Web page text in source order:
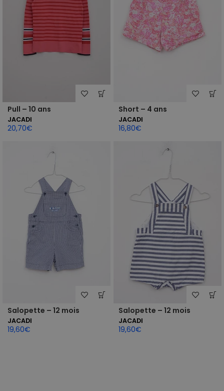
Pull – 10 ans
JACADI
20,70€
Short – 4 ans
JACADI
16,80€
Salopette – 12 mois
JACADI
19,60€
Salopette – 12 mois
JACADI
19,60€